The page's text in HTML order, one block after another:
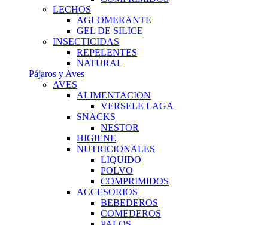
LECHOS
AGLOMERANTE
GEL DE SILICE
INSECTICIDAS
REPELENTES
NATURAL
Pájaros y Aves
AVES
ALIMENTACION
VERSELE LAGA
SNACKS
NESTOR
HIGIENE
NUTRICIONALES
LIQUIDO
POLVO
COMPRIMIDOS
ACCESORIOS
BEBEDEROS
COMEDEROS